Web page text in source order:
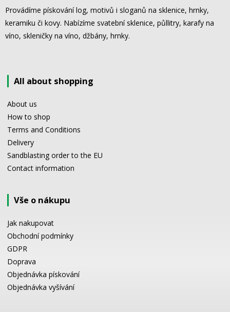
Provádíme pískování log, motivů i sloganů na sklenice, hrnky,
keramiku či kovy. Nabízíme svatební sklenice, půllitry, karafy na
víno, skleničky na víno, džbány, hrnky.
All about shopping
About us
How to shop
Terms and Conditions
Delivery
Sandblasting order to the EU
Contact information
Vše o nákupu
Jak nakupovat
Obchodní podmínky
GDPR
Doprava
Objednávka pískování
Objednávka vyšívání